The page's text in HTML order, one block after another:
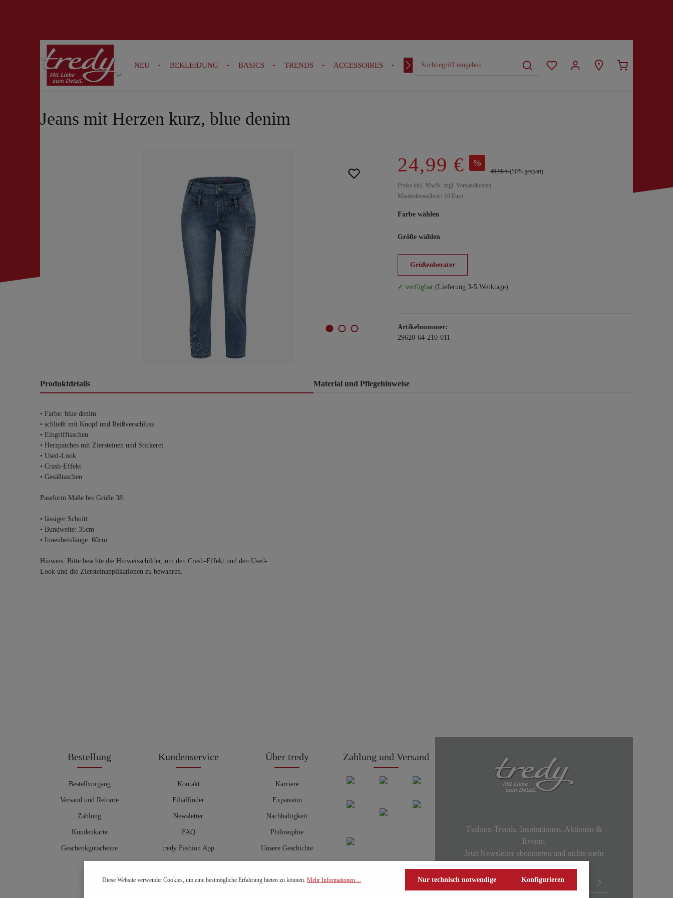
Zur Suche springen Zur Hauptnavigation springen
NEU BEKLEIDUNG BASICS TRENDS ACCESSOIRES OUTFITS CURVY
Jeans mit Herzen kurz, blue denim
24,99 € %
49,98 €(50% gespart)
Preise inkl. MwSt. zzgl. Versandkosten
Mindestbestellwert 10 Euro
Farbe wählen
Größe wählen
Größenberater
✓ verfügbar (Lieferung 3-5 Werktage)
Artikelnummer:
29620-64-210-011
Produktdetails Material und Pflegehinweise
• Farbe: blue denim
• schließt mit Knopf und Reißverschluss
• Eingrifftaschen
• Herzpatches mit Ziersteinen und Stickerei
• Used-Look
• Crash-Effekt
• Gesäßtaschen
Passform Maße bei Größe 38:
• lässiger Schnitt
• Bundweite: 35cm
• Innenbeinlänge: 60cm
Hinweis: Bitte beachte die Hinweisschilder, um den Crash-Effekt und den Used-
Look und die Ziersteinapplikationen zu bewahren.
Bestellung
Bestellvorgang
Versand und Retoure
Zahlung
Kundenkarte
Geschenkgutscheine
Kundenservice
Kontakt
Filialfinder
Newsletter
FAQ
tredy Fashion App
Hosenberater
Über tredy
Karriere
Expansion
Nachhaltigkeit
Philosophie
Unsere Geschichte
Zahlung und Versand
Fashion-Trends, Inspirationen, Aktionen &
Events.
Jetzt Newsletter abonnieren und nichts mehr
Diese Website verwendet Cookies, um eine bestmögliche Erfahrung bieten zu können. Mehr Informationen ... Nur technisch notwendige Konfigurieren